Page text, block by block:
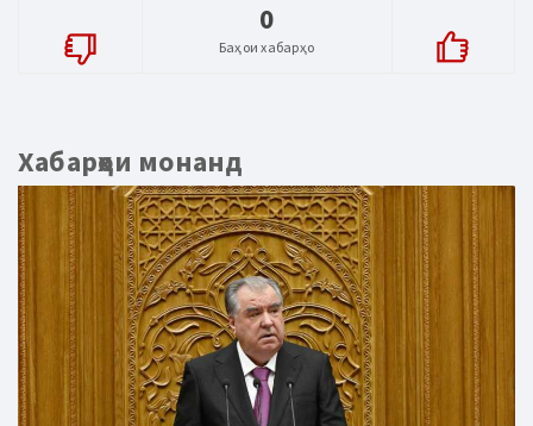
0
Баҳои хабарҳо
Хабарҳои монанд